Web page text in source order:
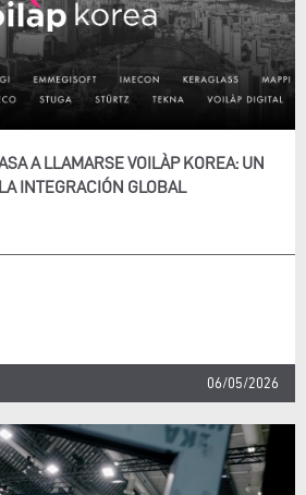
A LLAMARSE VOILÀP KOREA: UN
INTEGRACIÓN GLOBAL
06/05/2026